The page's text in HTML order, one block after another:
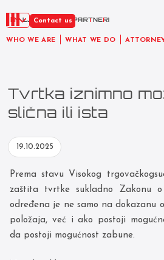
WHO WE ARE WHAT WE DO
EN Contact us
Tvrtka iznimno
slična ili ista
19.10.2025
Prema stavu Visokog
zaštita tvrtke sukladno Zakonu o
određena je ne samo na dokazanu
položaja, već i ako postoji
da postoji mogućnost zabune.